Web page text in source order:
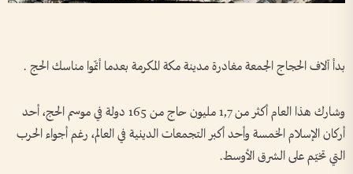
بدأ آلاف الحجاج الجمعة مغادرة مدينة مكة المكرمة بعدما أتمّوا مناسك الحج .
وشارك هذا العام أكثر من 1,7 مليون حاج من 165 دولة في موسم الحج، أحد
أركان الإسلام الخمسة وأحد أكبر التجمعات الدينية في العالم، رغم أجواء الحرب
التي تخيّم على الشرق الأوسط.